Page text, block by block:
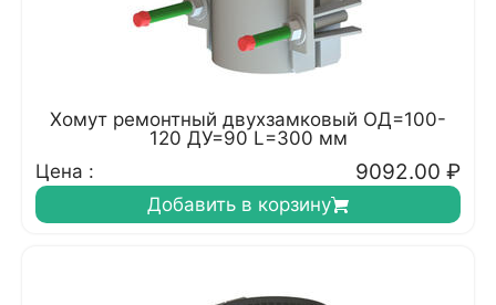
Хомут ремонтный двухзамковый ОД=100-
120 ДУ=90 L=300 мм
Цена :
9092.00 ₽
Добавить в корзину